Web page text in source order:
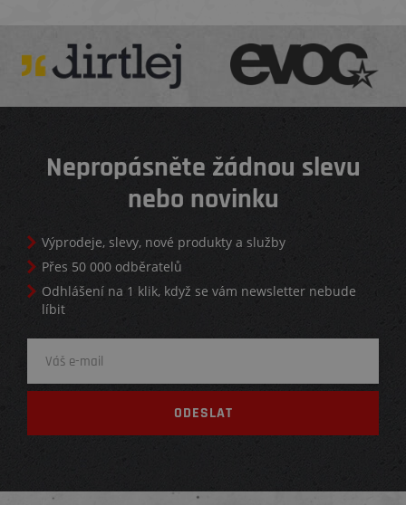
Nepropásněte žádnou slevu
nebo novinku
Výprodeje, slevy, nové produkty a služby
Přes 50 000 odběratelů
Odhlášení na 1 klik, když se vám newsletter nebude
líbit